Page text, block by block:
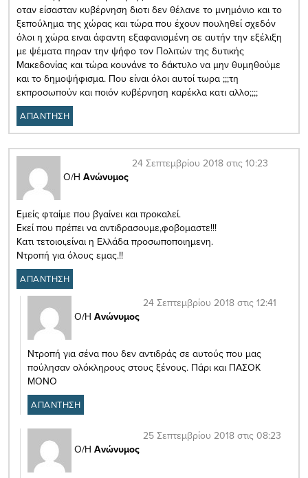
οταν είσασταν κυβέρνηση διοτι δεν θέλανε το μνημόνιο και το
ξεπούλημα της χώρας και τώρα που έχουν πουληθεί σχεδόν
όλοι η χώρα ειναι άφαντη εξαφανισμένη σε αυτήν την εξέλιξη
με ψέματα πηραν την ψήφο τον Πολιτών της δυτικής
Μακεδονίας και τώρα κουνάνε το δάκτυλο να μην θυμηθούμε
και το δημοψήφισμα. Που είναι όλοι αυτοί τωρα ;;;τη
εκπροσωπούν και ποιόν κυβέρνηση καρέκλα κατι αλλο;;;;
ΑΠΑΝΤΗΣΗ
Ο/Η Ανώνυμος
24 Σεπτεμβρίου 2018 στις 10:23
Εμείς φταίμε που βγαίνει και προκαλεί.
Εκεί που πρέπει να αντιδρασουμε,φοβομαστε!!!
Κατι τετοιοι,είναι η Ελλάδα προσωποποιημενη.
Ντροπή για όλους εμας.!!
ΑΠΑΝΤΗΣΗ
Ο/Η Ανώνυμος
24 Σεπτεμβρίου 2018 στις 12:41
Ντροπή για σένα που δεν αντιδράς σε αυτούς που μας
πούλησαν ολόκληρους στους ξένους. Πάρι και ΠΑΣΟΚ
ΜΟΝΟ
ΑΠΑΝΤΗΣΗ
Ο/Η Ανώνυμος
25 Σεπτεμβρίου 2018 στις 08:23